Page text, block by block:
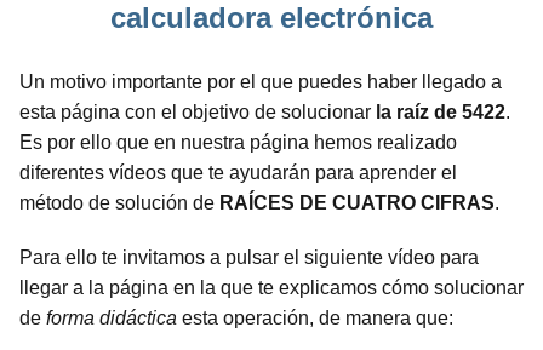
calculadora electrónica
Un motivo importante por el que puedes haber llegado a
esta página con el objetivo de solucionar la raíz de 5422.
Es por ello que en nuestra página hemos realizado
diferentes vídeos que te ayudarán para aprender el
método de solución de RAÍCES DE CUATRO CIFRAS.
Para ello te invitamos a pulsar el siguiente vídeo para
llegar a la página en la que te explicamos cómo solucionar
de forma didáctica esta operación, de manera que: